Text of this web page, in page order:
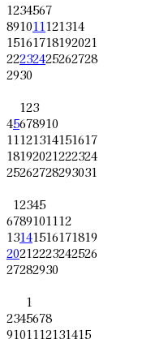
1234567
891011121314
15161718192021
22232425262728
2930
123
45678910
11121314151617
18192021222324
25262728293031
12345
6789101112
13141516171819
20212223242526
27282930
1
2345678
9101112131415